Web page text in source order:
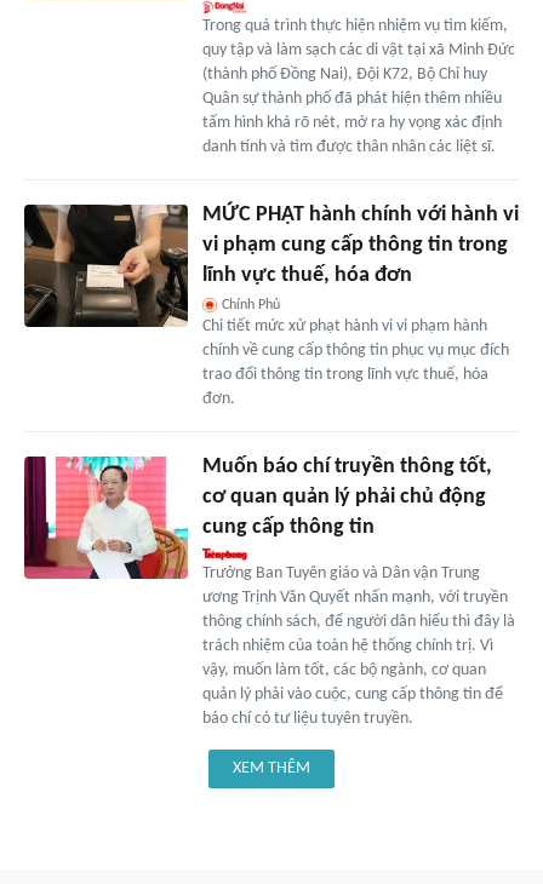
Trong quá trình thực hiện nhiệm vụ tìm kiếm,
quy tập và làm sạch các di vật tại xã Minh Đức
(thành phố Đồng Nai), Đội K72, Bộ Chỉ huy
Quân sự thành phố đã phát hiện thêm nhiều
tấm hình khá rõ nét, mở ra hy vọng xác định
danh tính và tìm được thân nhân các liệt sĩ.
MỨC PHẠT hành chính với hành vi
vi phạm cung cấp thông tin trong
lĩnh vực thuế, hóa đơn
Chính Phủ
Chi tiết mức xử phạt hành vi vi phạm hành
chính về cung cấp thông tin phục vụ mục đích
trao đổi thông tin trong lĩnh vực thuế, hóa
đơn.
Muốn báo chí truyền thông tốt,
cơ quan quản lý phải chủ động
cung cấp thông tin
Trưởng Ban Tuyên giáo và Dân vận Trung
ương Trịnh Văn Quyết nhấn mạnh, với truyền
thông chính sách, để người dân hiểu thì đây là
trách nhiệm của toàn hệ thống chính trị. Vì
vậy, muốn làm tốt, các bộ ngành, cơ quan
quản lý phải vào cuộc, cung cấp thông tin để
báo chí có tư liệu tuyên truyền.
XEM THÊM